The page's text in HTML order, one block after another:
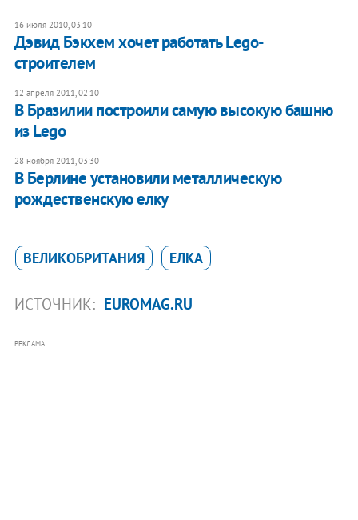
16 июля 2010, 03:10
Дэвид Бэкхем хочет работать Lego-
строителем
12 апреля 2011, 02:10
В Бразилии построили самую высокую башню
из Lego
28 ноября 2011, 03:30
В Берлине установили металлическую
рождественскую елку
ВЕЛИКОБРИТАНИЯ ЕЛКА
ИСТОЧНИК: EUROMAG.RU
РЕКЛАМА